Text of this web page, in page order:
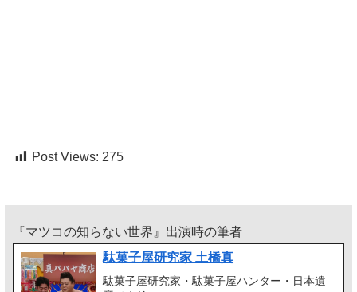
Post Views: 275
『マツコの知らない世界』出演時の筆者
駄菓子屋研究家 土橋真
駄菓子屋研究家・駄菓子屋ハンター・日本遺